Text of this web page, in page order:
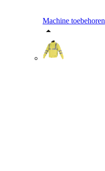
Machine toebehoren